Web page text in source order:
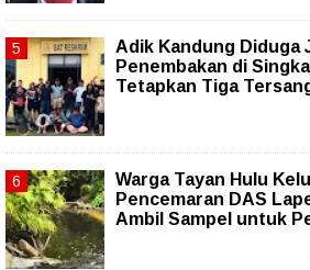
Adik Kandung Diduga
Penembakan di
Tetapkan Tiga
Warga Tayan Hulu
Pencemaran DAS
Ambil Sampel untuk